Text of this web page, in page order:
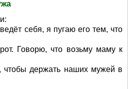
себя, я пугаю его тем, что
Говорю, что возьму маму к
чтобы держать наших мужей в